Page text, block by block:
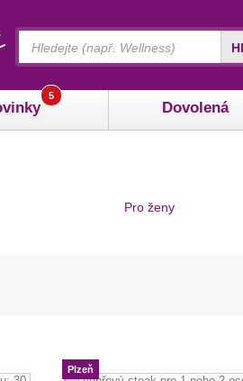
5
Dovolená
Pro ženy
Plzeň